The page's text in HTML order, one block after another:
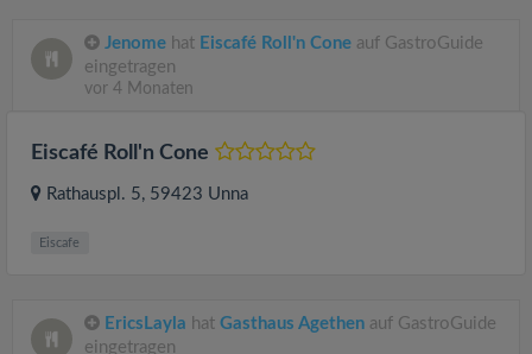
Jenome hat Eiscafé Roll'n Cone auf GastroGuide
eingetragen
vor 4 Monaten
Eiscafé Roll'n Cone
Rathauspl. 5, 59423 Unna
Eiscafe
EricsLayla hat Gasthaus Agethen auf GastroGuide
eingetragen